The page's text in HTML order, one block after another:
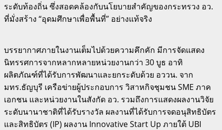
ระดับท้องถิ่น ซึ่งสอดคล้องกับนโยบายสำคัญของกระทรวง อว.
ที่มั่งสร้าง “อุดมศึกษาเพื่อพื้นที่” อย่างแท้จริง
บรรยากาศภายในงานเต็มไปด้วยความคึกคัก มีการจัดแสดง
นิทรรศการจากหลากหลายหน่วยงานกว่า 30 บูธ อาทิ
ผลิตภัณฑ์ที่ได้รับการพัฒนาและยกระดับด้วย อววน. จาก
มทร.ธัญบุรี เครือข่ายผู้ประกอบการ วิสาหกิจชุมชน SME ภาค
เอกชน และหน่วยงานในสังกัด อว. รวมถึงการแสดงผลงานวิจัย
ระดับนานาชาติที่ได้รับรางวัล ผลงานที่ได้รับการจดอนุสิทธิบัตร
และสิทธิบัตร (IP) ผลงาน Innovative Start Up ภายใต้ UBI